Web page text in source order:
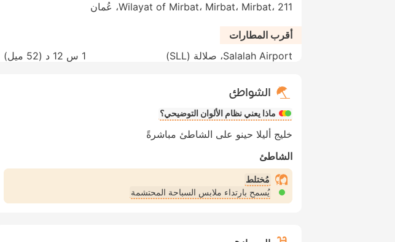
Wilayat of Mirbat، Mirbat، Mirbat، 211، عُمان
أقرب المطارات
Salalah Airport، صلالة (SLL)
1 س 12 د ( 52 ميل )
الشواطئ
ماذا يعني نظام الألوان التوضيحي؟
خليج أليلا حينو على الشاطئ مباشرةً
الشاطئ
مُختلط
يُسمح بارتداء ملابس السباحة المحتشمة